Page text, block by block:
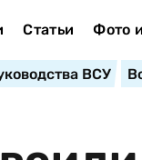
Статьи Фото
ВСУ